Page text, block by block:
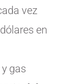
vez
en
gas